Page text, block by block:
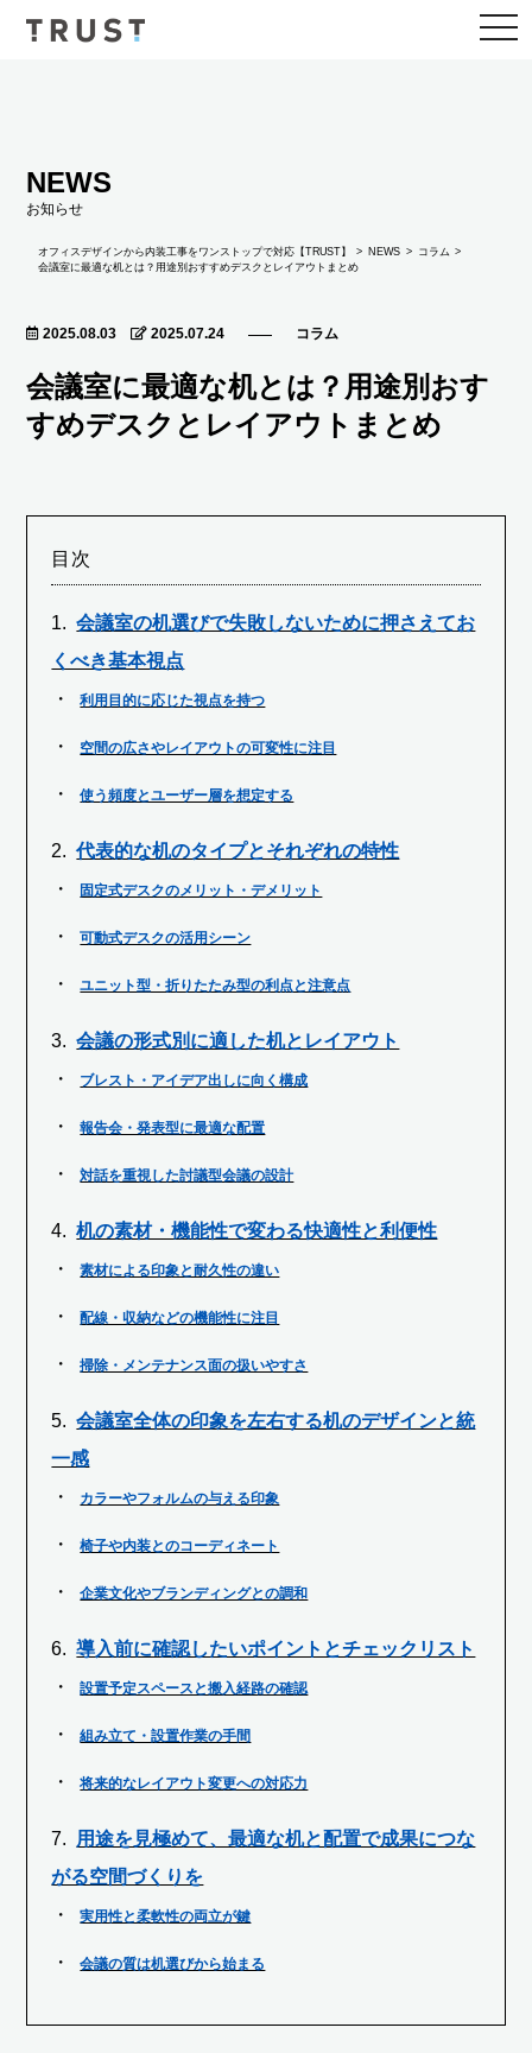
NEWS
お知らせ
オフィスデザインから内装工事をワンストップで対応【TRUST】 NEWS コラム
会議室に最適な机とは？用途別おすすめデスクとレイアウトまとめ
2025.08.03 2025.07.24 コラム
会議室に最適な机とは？用途別おす
すめデスクとレイアウトまとめ
目次
会議室の机選びで失敗しないために押さえてお
くべき基本視点
利用目的に応じた視点を持つ
空間の広さやレイアウトの可変性に注目
使う頻度とユーザー層を想定する
代表的な机のタイプとそれぞれの特性
固定式デスクのメリット・デメリット
可動式デスクの活用シーン
ユニット型・折りたたみ型の利点と注意点
会議の形式別に適した机とレイアウト
ブレスト・アイデア出しに向く構成
報告会・発表型に最適な配置
対話を重視した討議型会議の設計
机の素材・機能性で変わる快適性と利便性
素材による印象と耐久性の違い
配線・収納などの機能性に注目
掃除・メンテナンス面の扱いやすさ
会議室全体の印象を左右する机のデザインと統
一感
カラーやフォルムの与える印象
椅子や内装とのコーディネート
企業文化やブランディングとの調和
導入前に確認したいポイントとチェックリスト
設置予定スペースと搬入経路の確認
組み立て・設置作業の手間
将来的なレイアウト変更への対応力
用途を見極めて、最適な机と配置で成果につな
がる空間づくりを
実用性と柔軟性の両立が鍵
会議の質は机選びから始まる